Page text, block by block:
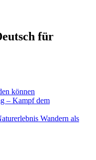
für
können
– Kampf dem
Wandern als